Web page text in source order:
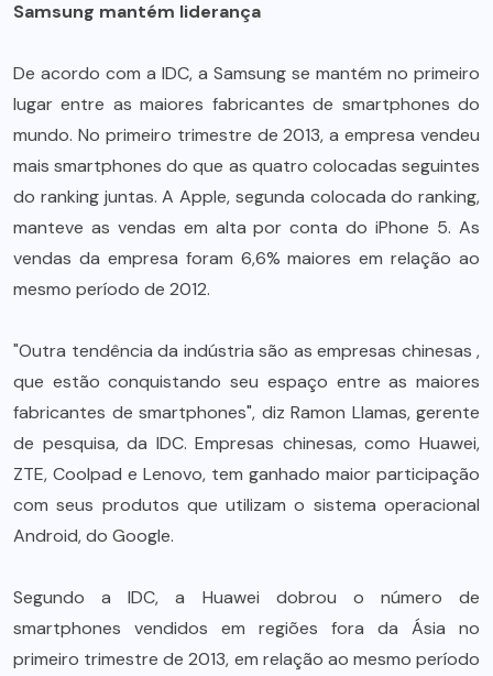
Samsung mantém liderança
De acordo com a IDC, a Samsung se mantém no primeiro
lugar entre as maiores fabricantes de smartphones do
mundo. No primeiro trimestre de 2013, a empresa vendeu
mais smartphones do que as quatro colocadas seguintes
do ranking juntas. A Apple, segunda colocada do ranking,
manteve as vendas em alta por conta do iPhone 5. As
vendas da empresa foram 6,6% maiores em relação ao
mesmo período de 2012.
"Outra tendência da indústria são as empresas chinesas ,
que estão conquistando seu espaço entre as maiores
fabricantes de smartphones", diz Ramon Llamas, gerente
de pesquisa, da IDC. Empresas chinesas, como Huawei,
ZTE, Coolpad e Lenovo, tem ganhado maior participação
com seus produtos que utilizam o sistema operacional
Android, do Google.
Segundo a IDC, a Huawei dobrou o número de
smartphones vendidos em regiões fora da Ásia no
primeiro trimestre de 2013, em relação ao mesmo período